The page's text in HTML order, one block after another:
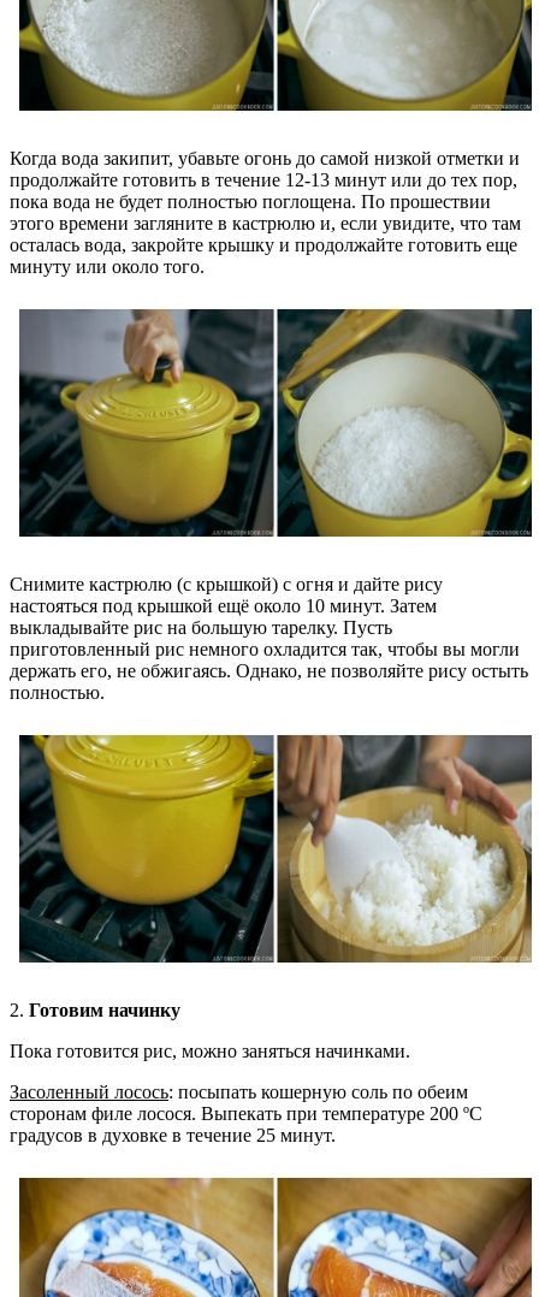
Когда вода закипит, убавьте огонь до самой низкой отметки и
продолжайте готовить в течение 12-13 минут или до тех пор,
пока вода не будет полностью поглощена. По прошествии
этого времени загляните в кастрюлю и, если увидите, что там
осталась вода, закройте крышку и продолжайте готовить еще
минуту или около того.
Снимите кастрюлю (с крышкой) с огня и дайте рису
настояться под крышкой ещё около 10 минут. Затем
выкладывайте рис на большую тарелку. Пусть
приготовленный рис немного охладится так, чтобы вы могли
держать его, не обжигаясь. Однако, не позволяйте рису остыть
полностью.
2. Готовим начинку
Пока готовится рис, можно заняться начинками.
Засоленный лосось: посыпать кошерную соль по обеим
сторонам филе лосося. Выпекать при температуре 200 ºC
градусов в духовке в течение 25 минут.